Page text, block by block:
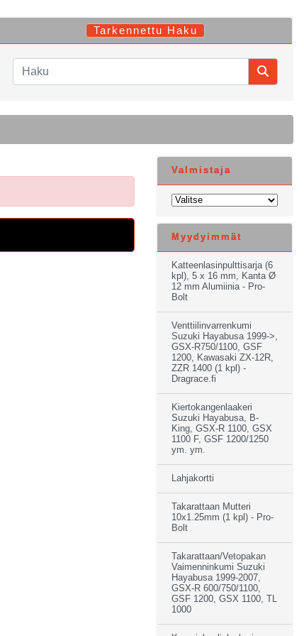
Tarkennettu Haku
Valmistaja
Myydyimmät
Katteenlasinpulttisarja (6
kpl), 5 x 16 mm, Kanta Ø
12 mm Alumiinia - Pro-
Bolt
Venttiilinvarrenkumi
Suzuki Hayabusa 1999->,
GSX-R750/1100, GSF
1200, Kawasaki ZX-12R,
ZZR 1400 (1 kpl) -
Dragrace.fi
Kiertokangenlaakeri
Suzuki Hayabusa, B-
King, GSX-R 1100, GSX
1100 F, GSF 1200/1250
ym. ym.
Lahjakortti
Takarattaan Mutteri
10x1.25mm (1 kpl) - Pro-
Bolt
Takarattaan/Vetopakan
Vaimenninkumi Suzuki
Hayabusa 1999-2007,
GSX-R 600/750/1100,
GSF 1200, GSX 1100, TL
1000